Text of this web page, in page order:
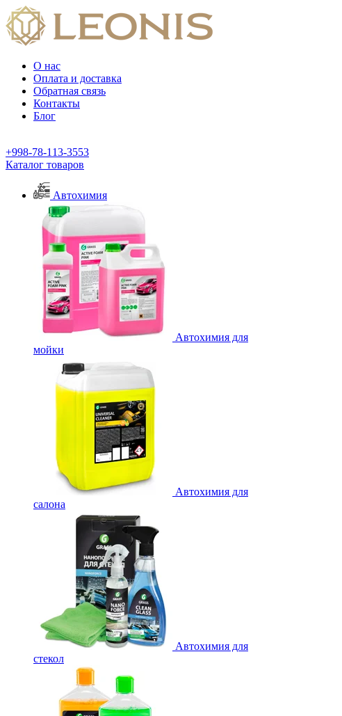
О нас
Оплата и доставка
Обратная связь
Контакты
Блог
+998-78-113-3553
Каталог товаров
Автохимия
Автохимия для
мойки
Автохимия для
салона
Автохимия для
стекол